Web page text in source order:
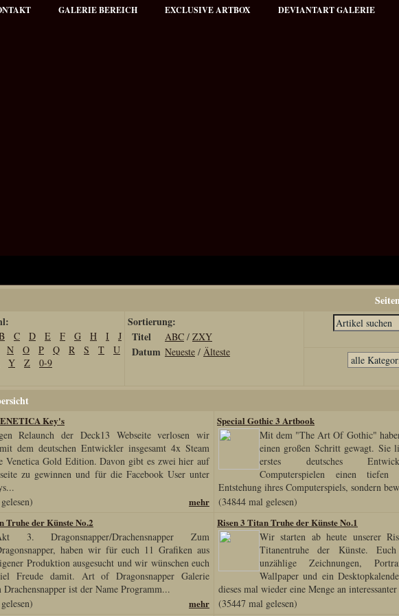
GALERIE BEREICH EXCLUSIVE ARTBOX DEVIANTART GALERIE
C D E F G H I
J
N O P Q R S T
U
Y Z 0-9
Sortierung:
Titel
ABC / ZXY
Datum Neueste / Älteste
Key's
Relaunch der Deck13 Webseite verlosen wir
dem deutschen Entwickler insgesamt 4x Steam
Venetica Gold Edition. Davon gibt es zwei hier auf
zu gewinnen und für die Facebook User unter
mehr
Special Gothic 3 Artbook
Mit dem "The Art Of Gothic"
einen großen Schritt gewagt. Sie
erstes deutsches
Computerspielen einen
Entstehung ihres Computerspiels, sondern
(34844 mal gelesen)
Truhe der Künste No.2
3. Dragonsnapper/Drachensnapper Zum
haben wir für euch 11 Grafiken aus
Produktion ausgesucht und wir wünschen euch
Freude damit. Art of Dragonsnapper Galerie
ist der Name Programm...
mehr
Risen 3 Titan Truhe der Künste No.1
Wir starten ab heute unserer
Titanentruhe der Künste.
unzählige Zeichnungen,
Wallpaper und ein
dieses mal wieder eine Menge an
(35447 mal gelesen)